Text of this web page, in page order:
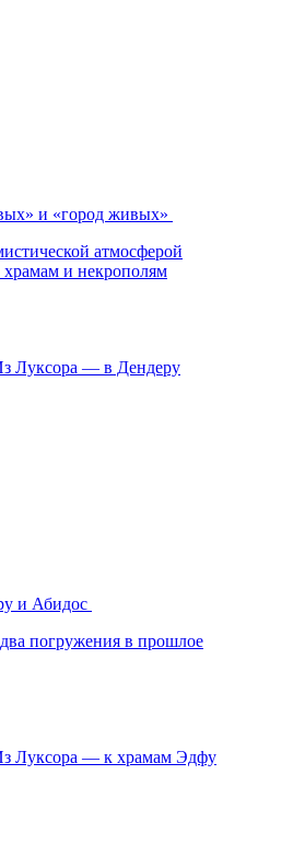
и «город живых»
атмосферой
храмам и некрополям
и Абидос
погружения в прошлое